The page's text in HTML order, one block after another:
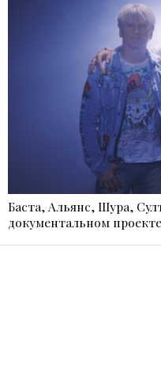
Баста, Альянс, Шура,
документальном